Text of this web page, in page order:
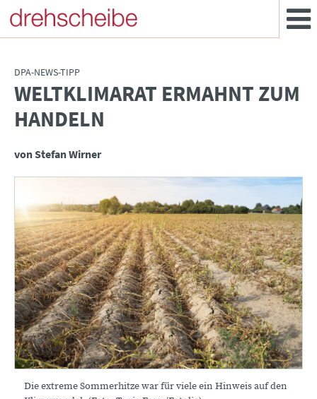
DPA-NEWS-TIPP
:WELTKLIMARAT ERMAHNT ZUM
HANDELN
von Stefan Wirner
Die extreme Sommerhitze war für viele ein Hinweis auf den